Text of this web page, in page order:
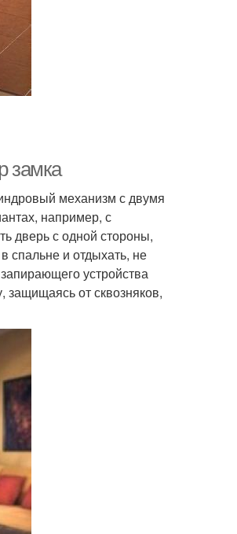
замка
механизм с двумя
например, с
дверь с одной стороны,
спальне и отдыхать, не
устройства
защищаясь от сквозняков,